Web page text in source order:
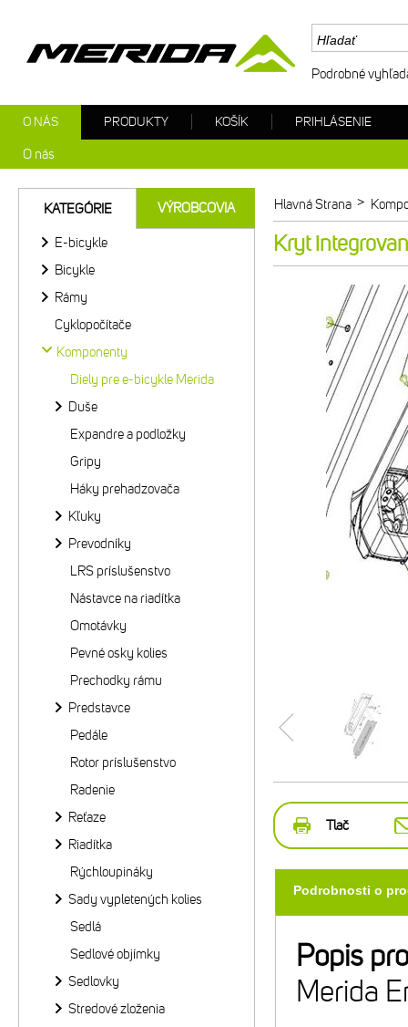
Hlavná Strana >
Kryt
Tlač
Podrobnosti o
Popis
Merida
KATEGÓRIE VÝROBCOVIA
E-bicykle
Bicykle
Rámy
Cyklopočítače
Komponenty
Diely pre e-bicykle Merida
Duše
Expandre a podložky
Gripy
Háky prehadzovača
Kľuky
Prevodníky
LRS príslušenstvo
Nástavce na riadítka
Omotávky
Pevné osky kolies
Prechodky rámu
Predstavce
Pedále
Rotor príslušenstvo
Radenie
Reťaze
Riadítka
Rýchloupináky
Sady vypletených kolies
Sedlá
Sedlové objímky
Sedlovky
Stredové zloženia
Podrobné
O NÁS
O nás
PRODUKTY KOŠÍK PRIHLÁSENIE